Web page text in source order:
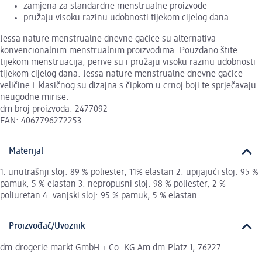
zamjena za standardne menstrualne proizvode
pružaju visoku razinu udobnosti tijekom cijelog dana
Jessa nature menstrualne dnevne gaćice su alternativa
konvencionalnim menstrualnim proizvodima. Pouzdano štite
tijekom menstruacija, perive su i pružaju visoku razinu udobnosti
tijekom cijelog dana. Jessa nature menstrualne dnevne gaćice
veličine L klasičnog su dizajna s čipkom u crnoj boji te sprječavaju
neugodne mirise.
dm broj proizvoda: 2477092
EAN: 4067796272253
Materijal
1. unutrašnji sloj: 89 % poliester, 11% elastan 2. upijajući sloj: 95 %
pamuk, 5 % elastan 3. nepropusni sloj: 98 % poliester, 2 %
poliuretan 4. vanjski sloj: 95 % pamuk, 5 % elastan
Proizvođač/Uvoznik
dm-drogerie markt GmbH + Co. KG Am dm-Platz 1, 76227